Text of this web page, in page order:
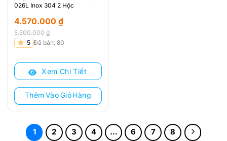
026L Inox 304 2 Hộc
5.500.000₫
Giá
là:
5.500.000 ₫.
4.570.000 ₫
Giá
tại
4.570.000 ₫.
5 Đã bán: 80
Xem Chi Tiết
Thêm Vào Giỏ Hàng
1 2 3 4 … 6 7 8